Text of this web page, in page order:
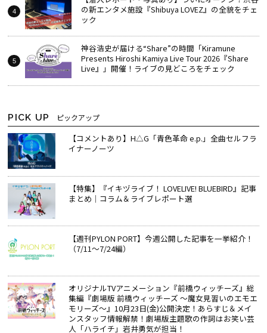
の新エンタメ施設『Shibuya LOVEZ』の全貌をチェ
ック
神谷浩史が届ける“Share”の時間――「Kiramune
Presents Hiroshi Kamiya Live Tour 2026『Share
Live』」開催！ライブの見どころをチェック
PICK UP ピックアップ
【コメントあり】H△G「青色革命 e.p.」全曲セルフラ
イナーノーツ
【特集】『イキヅライブ！ LOVELIVE! BLUEBIRD』記事
まとめ│コラム＆ライブレポート選
【週刊PYLON PORT】今週公開した記事を一挙紹介！
（7/11～7/24編）
オリジナルTVアニメーション『前橋ウィッチーズ』総
集編『劇場版 前橋ウィッチーズ ～魔女見習いのエモエ
モリーズ～』10月23日(金)公開決定！あらすじ＆メイ
ンスタッフ情報解禁！劇場版主題歌の作詞はお笑い芸
人「ハライチ」岩井勇気が担当！